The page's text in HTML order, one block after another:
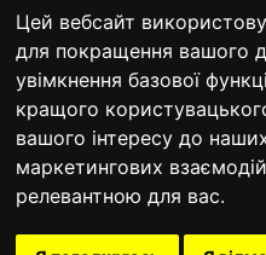
Цей вебсайт
для покращення вашого
увімкнення базової
кращого
вашого інтересу до
маркетингових взаємодій
релевантною для вас.
кабінету
і доставка
інформація
098